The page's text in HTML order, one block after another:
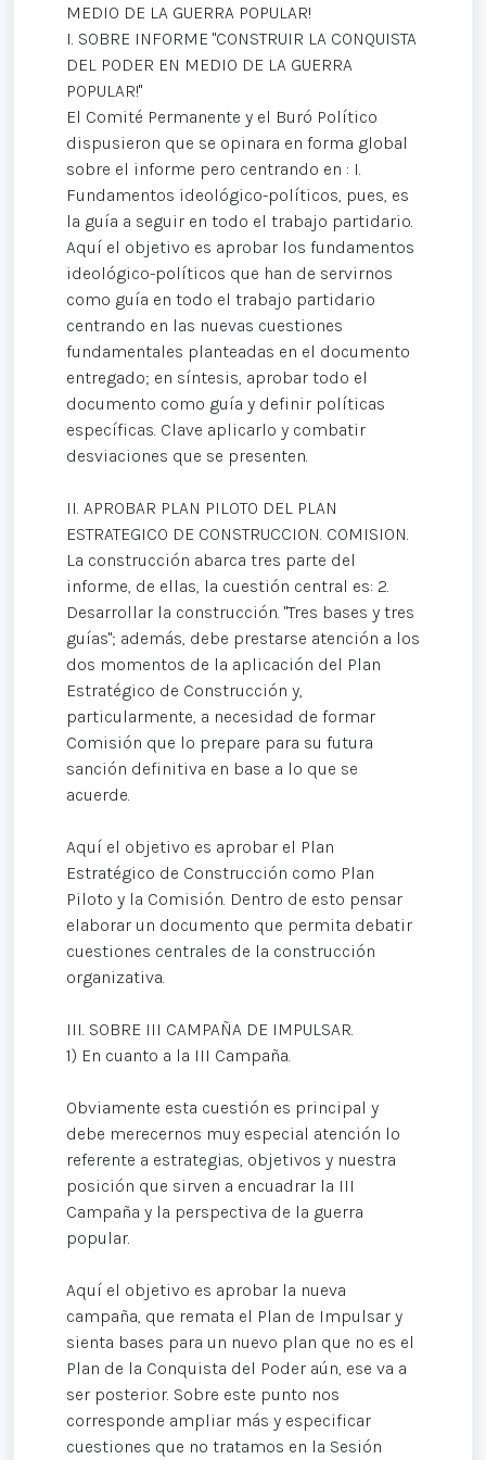
MEDIO DE LA GUERRA POPULAR!
I. SOBRE INFORME "CONSTRUIR LA CONQUISTA
DEL PODER EN MEDIO DE LA GUERRA
POPULAR!"
El Comité Permanente y el Buró Político
dispusieron que se opinara en forma global
sobre el informe pero centrando en : I.
Fundamentos ideológico-políticos, pues, es
la guía a seguir en todo el trabajo partidario.
Aquí el objetivo es aprobar los fundamentos
ideológico-políticos que han de servirnos
como guía en todo el trabajo partidario
centrando en las nuevas cuestiones
fundamentales planteadas en el documento
entregado; en síntesis, aprobar todo el
documento como guía y definir políticas
específicas. Clave aplicarlo y combatir
desviaciones que se presenten.
II. APROBAR PLAN PILOTO DEL PLAN
ESTRATEGICO DE CONSTRUCCION. COMISION.
La construcción abarca tres parte del
informe, de ellas, la cuestión central es: 2.
Desarrollar la construcción. "Tres bases y tres
guías"; además, debe prestarse atención a los
dos momentos de la aplicación del Plan
Estratégico de Construcción y,
particularmente, a necesidad de formar
Comisión que lo prepare para su futura
sanción definitiva en base a lo que se
acuerde.
Aquí el objetivo es aprobar el Plan
Estratégico de Construcción como Plan
Piloto y la Comisión. Dentro de esto pensar
elaborar un documento que permita debatir
cuestiones centrales de la construcción
organizativa.
III. SOBRE III CAMPAÑA DE IMPULSAR.
1) En cuanto a la III Campaña.
Obviamente esta cuestión es principal y
debe merecernos muy especial atención lo
referente a estrategias, objetivos y nuestra
posición que sirven a encuadrar la III
Campaña y la perspectiva de la guerra
popular.
Aquí el objetivo es aprobar la nueva
campaña, que remata el Plan de Impulsar y
sienta bases para un nuevo plan que no es el
Plan de la Conquista del Poder aún, ese va a
ser posterior. Sobre este punto nos
corresponde ampliar más y especificar
cuestiones que no tratamos en la Sesión